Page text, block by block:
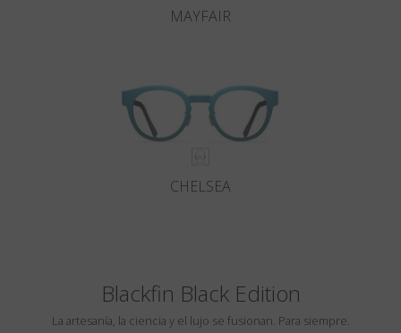
MAYFAIR
CHELSEA
Blackfin Black Edition
La artesanía, la ciencia y el lujo se fusionan. Para siempre.